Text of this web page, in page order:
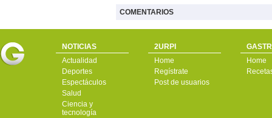
COMENTARIOS
NOTICIAS
Actualidad
Deportes
Espectáculos
Salud
Ciencia y
tecnología
2URPI
Home
Regístrate
Post de usuarios
Home